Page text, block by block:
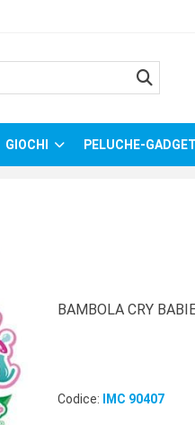
GIOCHI PELUCHE-GADGET
BAMBOLA CRY
Codice: IMC 90407